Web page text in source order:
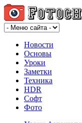
Новости
Основы
Уроки
Заметки
Техника
HDR
Софт
Фото